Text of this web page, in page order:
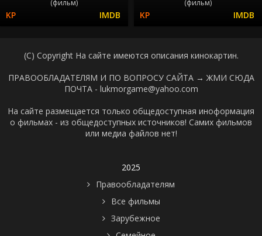
(фильм) (фильм)
(C) Copyright На сайте имеются описания кинокартин.
ПРАВООБЛАДАТЕЛЯМ И ПО ВОПРОСУ САЙТА → ЖМИ СЮДА
ПОЧТА - lukmorgame@yahoo.com
На сайте размещается только общедоступная иноформация
о фильмах - из общедоступных источников! Самих фильмов
или медиа файлов нет!
2025
Правообладателям
Все фильмы
Зарубежное